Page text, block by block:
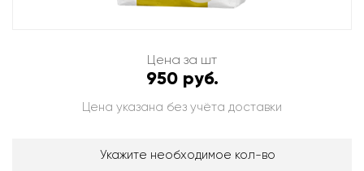
Цена за шт
950 руб.
Цена указана без учёта доставки
Укажите необходимое кол-во